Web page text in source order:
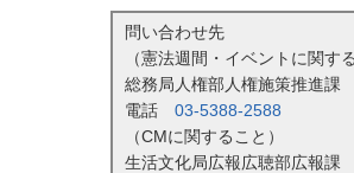
問い合わせ先
（憲法週間・イベントに関す
総務局人権部人権施策推進課
電話 03-5388-2588
（CMに関すること）
生活文化局広報広聴部広報課